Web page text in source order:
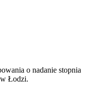
o nadanie stopnia
Łodzi.